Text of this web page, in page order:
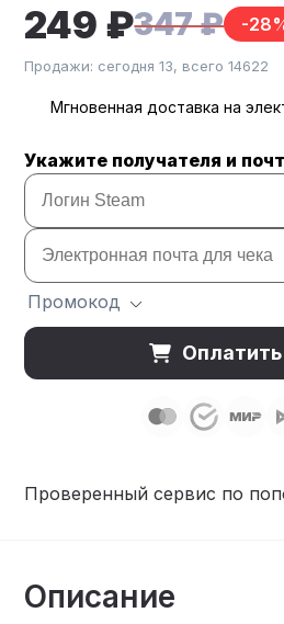
249 ₽347 ₽ -
Продажи: сегодня 13, всего 14622
Мгновенная доставка на
Укажите получателя и
Промокод
Проверенный сервис по
Описание